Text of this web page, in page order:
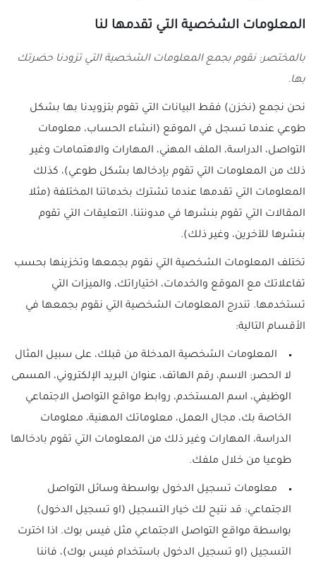
المعلومات الشخصية التي تقدمها لنا
بالمختصر: نقوم بجمع المعلومات الشخصية التي تزودنا حضرتك
بها.
نحن نجمع (نخزن) فقط البيانات التي تقوم بتزويدنا بها بشكل
طوعي عندما تسجل في الموقع (انشاء الحساب، معلومات
التواصل، الدراسة، الملف المهني، المهارات والاهتمامات وغير
ذلك من المعلومات التي تقوم بإدخالها بشكل طوعي)، كذلك
المعلومات التي تقدمها عندما تشترك بخدماتنا المختلفة (مثلا
المقالات التي تقوم بنشرها في مدونتنا، التعليقات التي تقوم
بنشرها للآخرين، وغير ذلك).
تختلف المعلومات الشخصية التي نقوم بجمعها وتخزينها بحسب
تفاعلاتك مع الموقع والخدمات، اختياراتك، والميزات التي
تستخدمها. تندرج المعلومات الشخصية التي نقوم بجمعها في
الأقسام التالية:
المعلومات الشخصية المدخلة من قبلك، على سبيل المثال
لا الحصر: الاسم، رقم الهاتف، عنوان البريد الإلكتروني، المسمى
الوظيفي، اسم المستخدم، روابط مواقع التواصل الاجتماعي
الخاصة بك، مجال العمل، معلوماتك المهنية، معلومات
الدراسة، المهارات وغير ذلك من المعلومات التي تقوم بادخالها
طوعيا من خلال ملفك.
معلومات تسجيل الدخول بواسطة وسائل التواصل
الاجتماعي: قد نتيح لك خيار التسجيل (او تسجيل الدخول)
بواسطة مواقع التواصل الاجتماعي مثل فيس بوك. اذا اخترت
التسجيل (او تسجيل الدخول باستخدام فيس بوك)، فاننا